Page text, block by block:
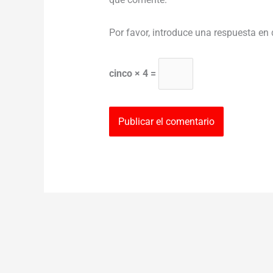
Por favor, introduce una respuesta en
cinco × 4 =